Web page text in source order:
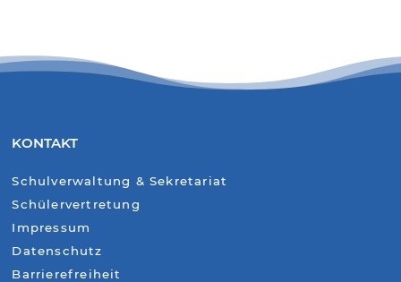
KONTAKT
Schulverwaltung & Sekretariat
Schülervertretung
Impressum
Datenschutz
Barrierefreiheit